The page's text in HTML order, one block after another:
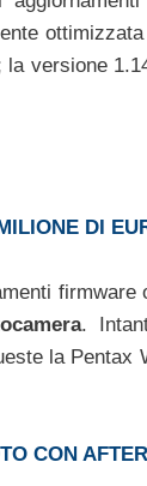
versione
DI
.
la
CON